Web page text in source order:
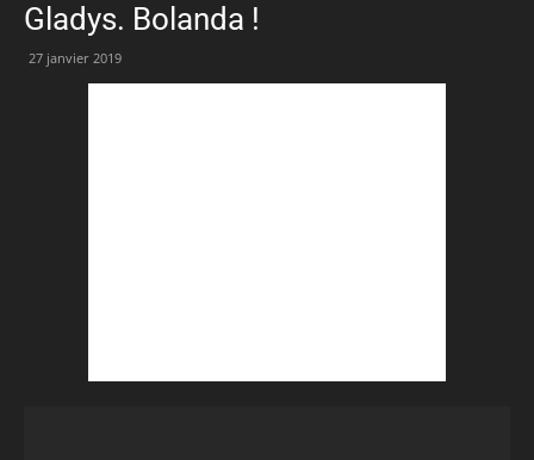
Gladys. Bolanda !
27 janvier 2019